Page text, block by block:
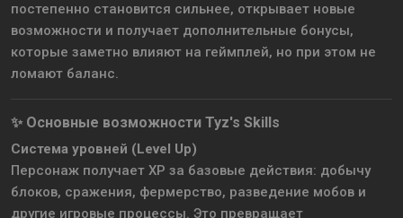
постепенно становится сильнее, открывает новые
возможности и получает дополнительные бонусы,
которые заметно влияют на геймплей, но при этом не
ломают баланс.
✨ Основные возможности Tyz's Skills
Система уровней (Level Up)
Персонаж получает XP за базовые действия: добычу
блоков, сражения, фермерство, разведение мобов и
другие игровые процессы. Это превращает